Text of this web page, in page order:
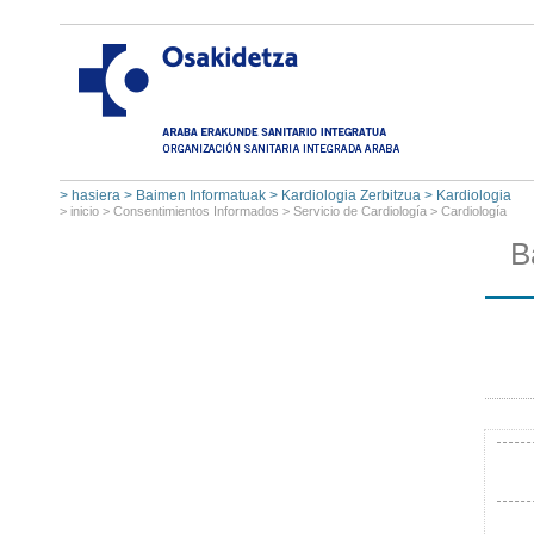
> hasiera > Baimen Informatuak > Kardiologia Zerbitzua > Kardiologia
> inicio > Consentimientos Informados > Servicio de Cardiología > Cardiología